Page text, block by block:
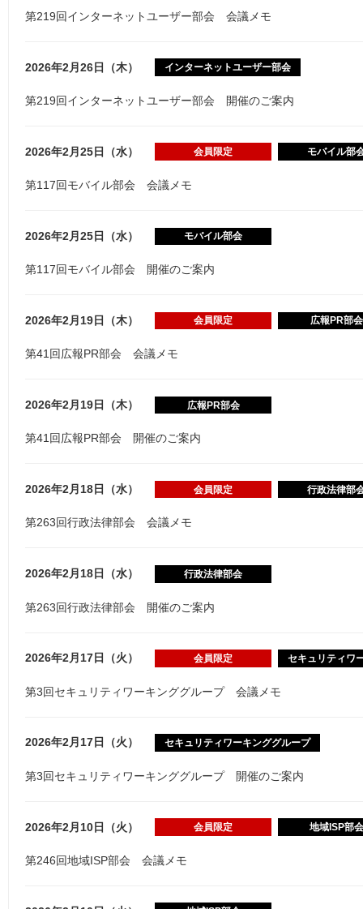
第219回インターネットユーザー部会 会議メモ
2026年2月26日（木） インターネットユーザー部会
第219回インターネットユーザー部会 開催のご案内
2026年2月25日（水） 会員限定 モバイル部
第117回モバイル部会 会議メモ
2026年2月25日（水） モバイル部会
第117回モバイル部会 開催のご案内
2026年2月19日（木） 会員限定 広報PR部会
第41回広報PR部会 会議メモ
2026年2月19日（木） 広報PR部会
第41回広報PR部会 開催のご案内
2026年2月18日（水） 会員限定 行政法律部
第263回行政法律部会 会議メモ
2026年2月18日（水） 行政法律部会
第263回行政法律部会 開催のご案内
2026年2月17日（火） 会員限定 セキュリティワ
第3回セキュリティワーキンググループ 会議メモ
2026年2月17日（火） セキュリティワーキンググループ
第3回セキュリティワーキンググループ 開催のご案内
2026年2月10日（火） 会員限定 地域ISP部会
第246回地域ISP部会 会議メモ